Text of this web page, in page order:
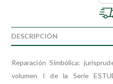
DESCRIPCIÓN
Reparación Simbólica:
volumen I de la Serie